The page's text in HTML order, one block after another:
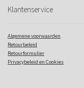
Klantenservice
Algemene voorwaarden
Retourbeleid
Retourformulier
Privacybeleid en Cookies